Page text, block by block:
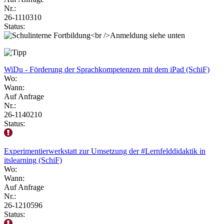
Nr.:
26-1110310
Status:
WiDu - Förderung der Sprachkompetenzen mit dem iPad (SchiF)
Wo:
Wann:
Auf Anfrage
Nr.:
26-1140210
Status:
Experimentierwerkstatt zur Umsetzung der #Lernfelddidaktik in
itslearning (SchiF)
Wo:
Wann:
Auf Anfrage
Nr.:
26-1210596
Status: